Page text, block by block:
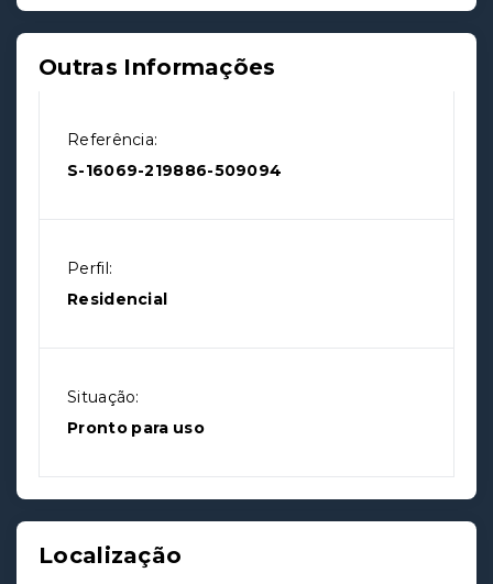
Outras Informações
Referência:
S-16069-219886-509094
Perfil:
Residencial
Situação:
Pronto para uso
Localização